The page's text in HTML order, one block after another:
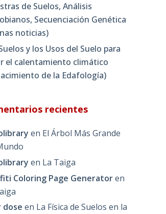
de Suelos, Análisis
Secuenciación Genética
noticias)
y los Usos del Suelo para
el calentamiento climático
de la Edafología)
recientes
en El Árbol Más Grande
en La Taiga
Coloring Page Generatoren
dose en La Física de Suelos en la